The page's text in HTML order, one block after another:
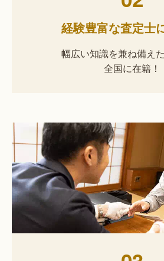
経験豊富な査定士
幅広い知識を兼ね備え
全国に在籍！